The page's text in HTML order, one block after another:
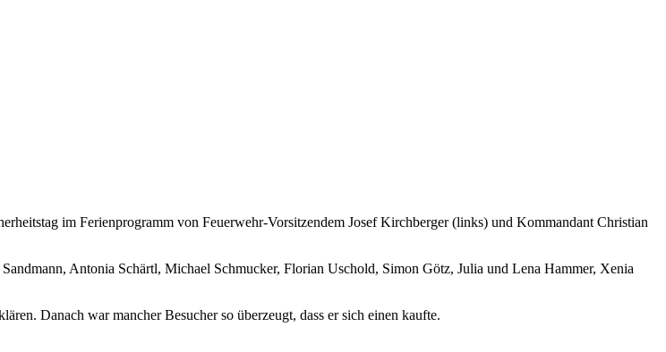
im Ferienprogramm von Feuerwehr-Vorsitzendem Josef Kirchberger (links) und Kommandant Christian
Antonia Schärtl, Michael Schmucker, Florian Uschold, Simon Götz, Julia und Lena Hammer, Xenia
Danach war mancher Besucher so überzeugt, dass er sich einen kaufte.